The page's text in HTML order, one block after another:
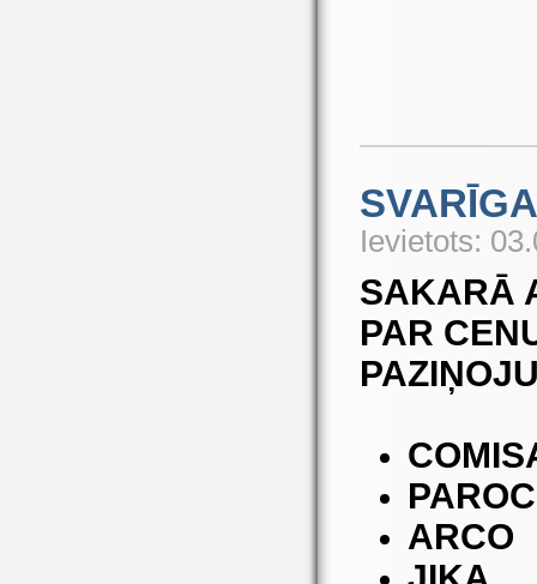
Ievietots:
SAKARĀ
PAR
PAROC
ARCO